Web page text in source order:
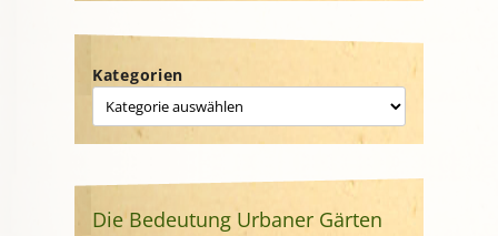
Kategorien
Die Bedeutung Urbaner Gärten